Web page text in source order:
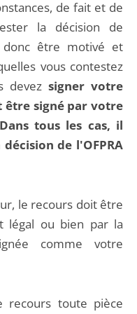
de fait et de
la décision de
donc être motivé et
vous contestez
devez signer votre
être signé par votre
tous les cas, il
de l'OFPRA
le recours doit être
légal ou bien par la
comme votre
recours toute pièce